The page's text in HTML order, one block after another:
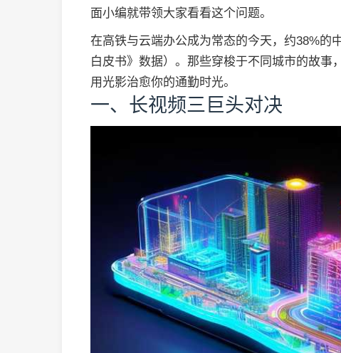
面小编就带领大家看看这个问题。
在高铁与云端办公成为常态的今天，约38%的
白皮书》数据）。那些穿梭于不同城市的故
用光影治愈你的通勤时光。
一、长视频三巨头对决